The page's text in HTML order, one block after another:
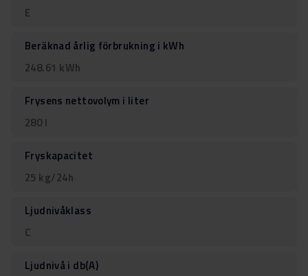
E
Beräknad årlig förbrukning i kWh
248.61 kWh
Frysens nettovolym i liter
280 l
Fryskapacitet
25 kg/24h
Ljudnivåklass
C
Ljudnivå i db(A)